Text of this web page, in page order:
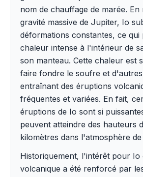
nom de chauffage de marée. En
gravité massive de Jupiter, Io
déformations constantes, ce
chaleur intense à l'intérieur de
son manteau. Cette chaleur est
faire fondre le soufre et
entraînant des éruptions
fréquentes et variées. En fait,
éruptions de Io sont si
peuvent atteindre des hauteurs
kilomètres dans l'atmosphère
Historiquement, l'intérêt pour Io
volcanique a été renforcé par